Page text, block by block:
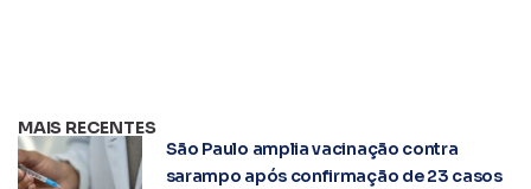
MAIS RECENTES
São Paulo amplia vacinação contra
sarampo após confirmação de 23 casos